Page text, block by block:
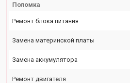
Поломка
Ремонт блока питания
Замена материнской платы
Замена аккумулятора
Ремонт двигателя